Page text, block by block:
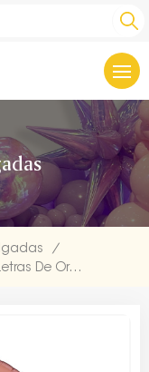
/
Globo Mylar De Aluminio Con Letras De Oro Rosa De 32 Pulgadas Al Por Mayor